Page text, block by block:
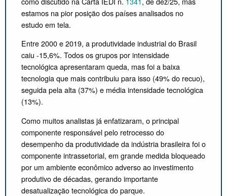
estamos na pior posição dos países analisados no
estudo em tela.
Entre 2000 e 2019, a produtividade industrial do Brasil
caiu -15,6%. Todos os grupos por intensidade
tecnológica apresentaram queda, mas foi a baixa
tecnologia que mais contribuiu para isso (49% do recuo),
seguida pela alta (37%) e média intensidade tecnológica
(13%).
Como muitos analistas já enfatizaram, o principal
componente responsável pelo retrocesso do
desempenho da produtividade da indústria brasileira foi o
componente intrassetorial, em grande medida bloqueado
por um ambiente econômico adverso ao investimento
produtivo de décadas, gerando importante
desatualização tecnológica do parque.